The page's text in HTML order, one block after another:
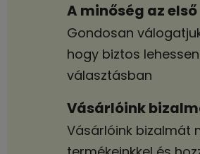
A minőség az első
Gondosan
hogy biztos
választásban
Vásárlóink
Vásárlóink bizalmát